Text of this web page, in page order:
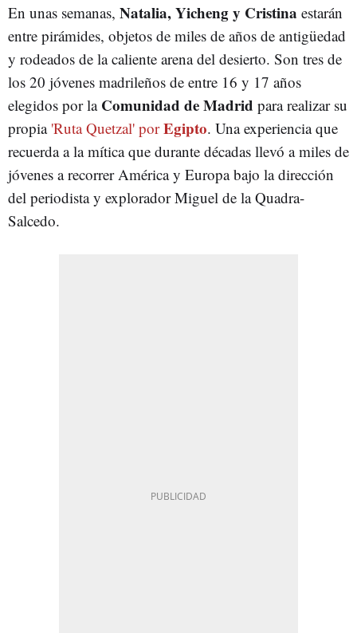
En unas semanas, Natalia, Yicheng y Cristina estarán
entre pirámides, objetos de miles de años de antigüedad
y rodeados de la caliente arena del desierto. Son tres de
los 20 jóvenes madrileños de entre 16 y 17 años
elegidos por la Comunidad de Madrid para realizar su
propia 'Ruta Quetzal' porEgipto. Una experiencia que
recuerda a la mítica que durante décadas llevó a miles de
jóvenes a recorrer América y Europa bajo la dirección
del periodista y explorador Miguel de la Quadra-
Salcedo.